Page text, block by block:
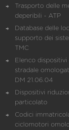
Trasporto delle
deperibili - ATP
Database delle
supporto dei
TMC
Elenco
stradale
DM 21.06.04
Dispositivi
particolato
Codici
ciclomotori